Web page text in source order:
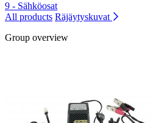
9 - Sähköosat
All products Räjäytyskuvat
Group overview